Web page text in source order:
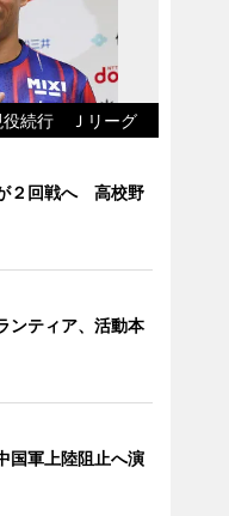
役続行 Ｊリーグ
２回戦へ 高校野
ンティア、活動本
国軍上陸阻止へ演